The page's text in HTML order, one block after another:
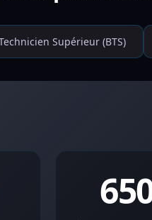
Supérieur (BTS)